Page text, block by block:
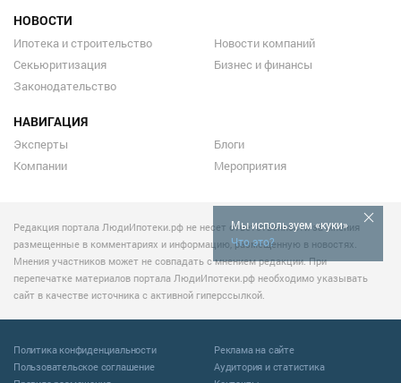
Мы используем «куки»
Что это?
НОВОСТИ
Ипотека и строительство
Секьюритизация
Законодательство
Новости компаний
Бизнес и финансы
НАВИГАЦИЯ
Эксперты
Компании
Блоги
Мероприятия
Редакция портала ЛюдиИпотеки.рф не несет ответственности за мнения
размещенные в комментариях и информацию, размещенную в новостях.
Мнения участников может не совпадать с мнением редакции. При
перепечатке материалов портала ЛюдиИпотеки.рф необходимо указывать
сайт в качестве источника с активной гиперссылкой.
Политика конфиденциальности
Пользовательское соглашение
Реклама на сайте
Аудитория и статистика